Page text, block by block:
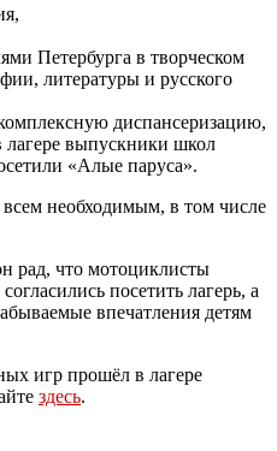
Петербурга в творческом
литературы и русского
диспансеризацию,
выпускники школ
«Алые паруса».
необходимым, в том числе
рад, что мотоциклисты
посетить лагерь, а
впечатления детям
игр прошёл в лагере
здесь.